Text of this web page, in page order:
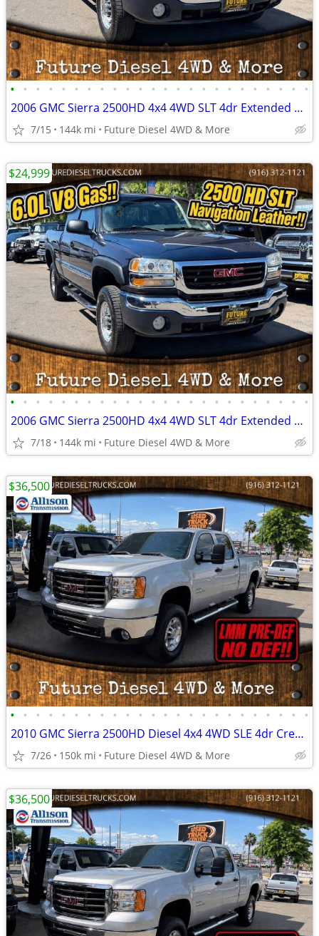
• • • • • • • • • • • • • • • • • • • • • • • •
2006 GMC Sierra 2500HD 4x4 4WD SLT 4dr Extended Cab SB Pickup Truck
7/15 144k mi Future Diesel 4WD & More
• • • • • • • • • • • • • • • • • • • • • • • •
2006 GMC Sierra 2500HD 4x4 4WD SLT 4dr Extended Cab SB Pickup Truck
7/18 144k mi Future Diesel 4WD & More
$24,999
• • • • • • • • • • • • • • • • • • • • • • • •
2010 GMC Sierra 2500HD Diesel 4x4 4WD SLE 4dr Crew Cab SB Pickup Truck
7/26 150k mi Future Diesel 4WD & More
$36,500
$36,500